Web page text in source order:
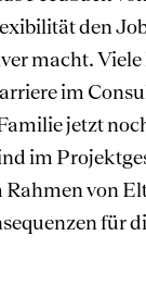
den
macht.
im
jetzt
im
Rahmen von
für